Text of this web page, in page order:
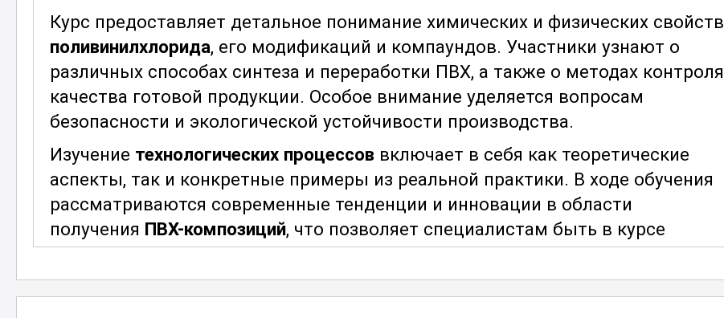
Курс предоставляет детальное понимание химических и физических свойств
поливинилхлорида, его модификаций и компаундов. Участники узнают о
различных способах синтеза и переработки ПВХ, а также о методах контроля
качества готовой продукции. Особое внимание уделяется вопросам
безопасности и экологической устойчивости производства.
Изучение технологических процессов включает в себя как теоретические
аспекты, так и конкретные примеры из реальной практики. В ходе обучения
рассматриваются современные тенденции и инновации в области
получения ПВХ-композиций, что позволяет специалистам быть в курсе
последних разработок и улучшений в этой области.
Курс также охватывает вопросы примененияполивинилхлоридных